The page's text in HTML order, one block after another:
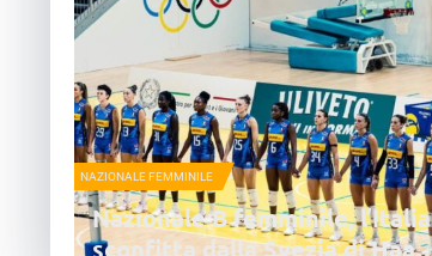
NAZIONALE FEMMINILE
Nazionale B femminile, l’Italia
sconfitta dalla Svezia di Haak